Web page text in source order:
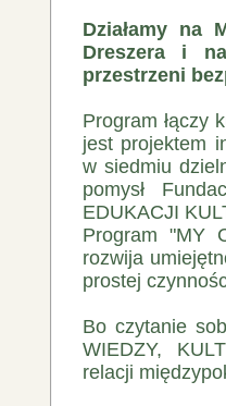
Działamy na
Dreszera i
przestrzeni
Program łączy
jest projektem
w siedmiu
pomysł
EDUKACJI
Program "MY
rozwija
prostej
Bo czytanie
WIEDZY,
relacji